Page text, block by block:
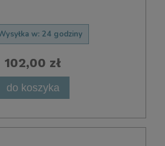
w: 24 godziny
102,00 zł
do koszyka